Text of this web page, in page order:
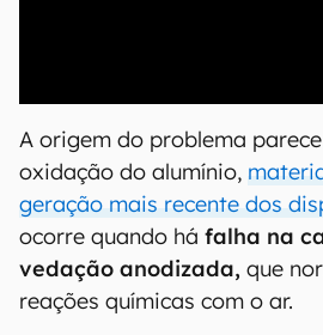
A origem do problema
oxidação do alumínio,
geração mais recente dos
ocorre quando há falha na
vedação anodizada, que
reações químicas com o ar.